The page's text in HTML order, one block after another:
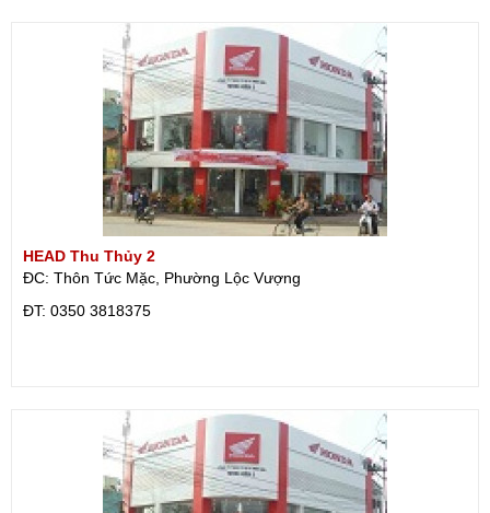
HEAD Thu Thủy 2
ĐC: Thôn Tức Mặc, Phường Lộc Vượng
ÐT: 0350 3818375